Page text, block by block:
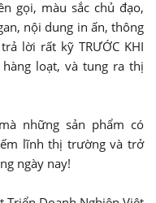
gọi, màu sắc chủ đạo,
nội dung in ấn, thông
lời rất kỹ TRƯỚC KHI
loạt, và tung ra thị
những sản phẩm có
lĩnh thị trường và trở
ngày nay!